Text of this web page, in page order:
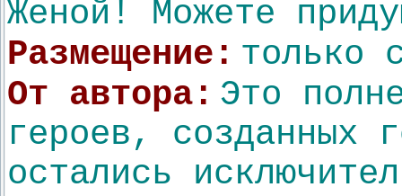
Женой! Можете
Размещение: только
От автора: Это
героев, созданных
остались